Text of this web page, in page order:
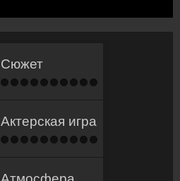
Сюжет
Актерская игра